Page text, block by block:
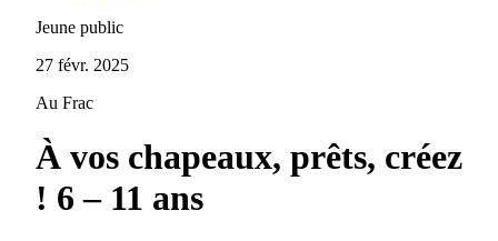
Jeune public
27 févr. 2025
Au Frac
À vos chapeaux, prêts, créez
! 6 – 11 ans